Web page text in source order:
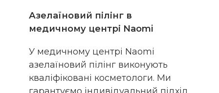
Азелаїновий пілінг в
медичному центрі Naomi
У медичному центрі Naomi
азелаїновий пілінг виконують
кваліфіковані косметологи. Ми